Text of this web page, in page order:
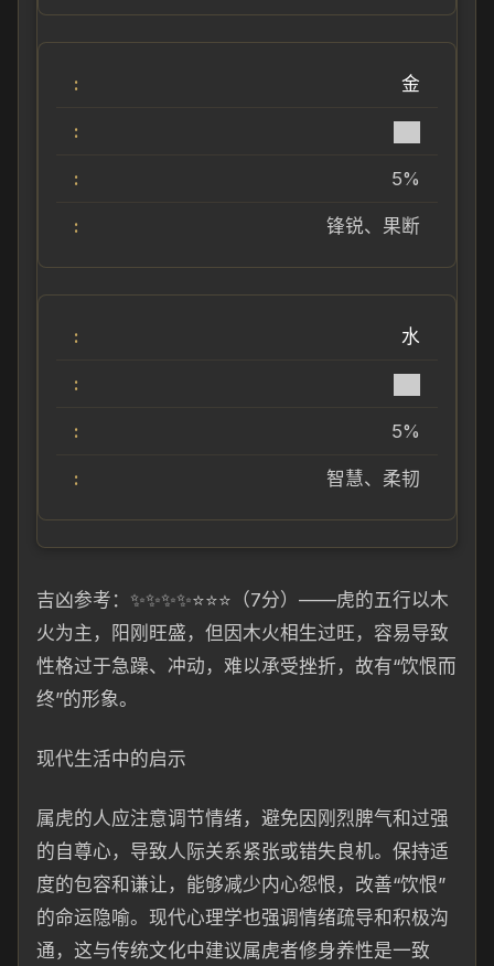
金
5%
锋锐、果断
水
5%
智慧、柔韧
吉凶参考：✨✨✨✨⭐⭐⭐（7分）——虎的五行以木
火为主，阳刚旺盛，但因木火相生过旺，容易导致
性格过于急躁、冲动，难以承受挫折，故有“饮恨而
终”的形象。
现代生活中的启示
属虎的人应注意调节情绪，避免因刚烈脾气和过强
的自尊心，导致人际关系紧张或错失良机。保持适
度的包容和谦让，能够减少内心怨恨，改善“饮恨”
的命运隐喻。现代心理学也强调情绪疏导和积极沟
通，这与传统文化中建议属虎者修身养性是一致